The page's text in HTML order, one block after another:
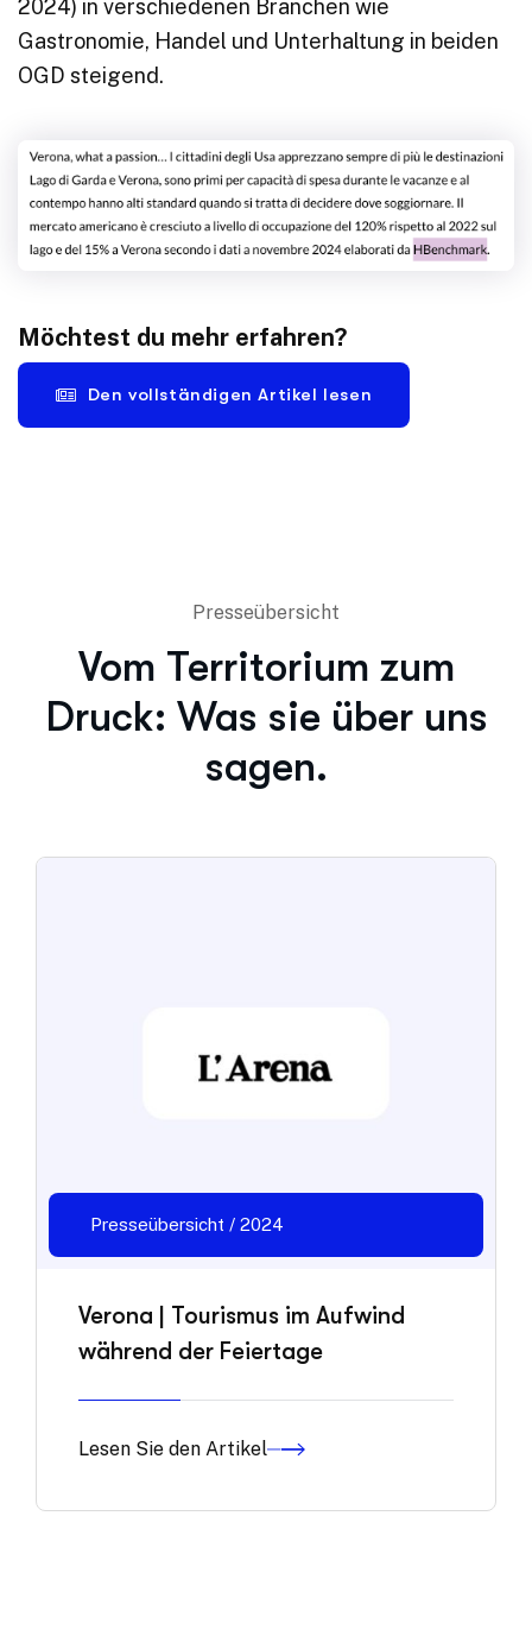
2024) in verschiedenen Branchen wie
Gastronomie, Handel und Unterhaltung in beiden
OGD steigend.
Möchtest du mehr erfahren?
Den vollständigen Artikel lesen
Presseübersicht
Vom Territorium zum
Druck: Was sie über uns
sagen.
Presseübersicht / 2024
Verona | Tourismus im Aufwind
während der Feiertage
Lesen Sie den Artikel